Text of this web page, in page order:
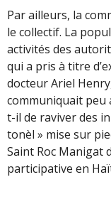
Par ailleurs, la
le collectif. La
activités des
qui a pris à titre
docteur Ariel
communiquait peu
t-il de raviver des
tonèl » mise sur
Saint Roc Manigat
participative en